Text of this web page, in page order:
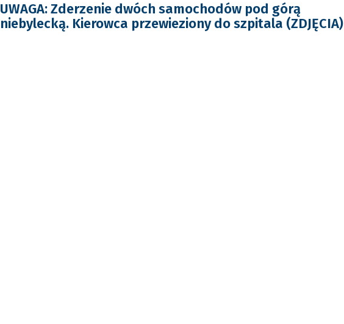
UWAGA: Zderzenie dwóch samochodów pod górą
niebylecką. Kierowca przewieziony do szpitala (ZDJĘCIA)